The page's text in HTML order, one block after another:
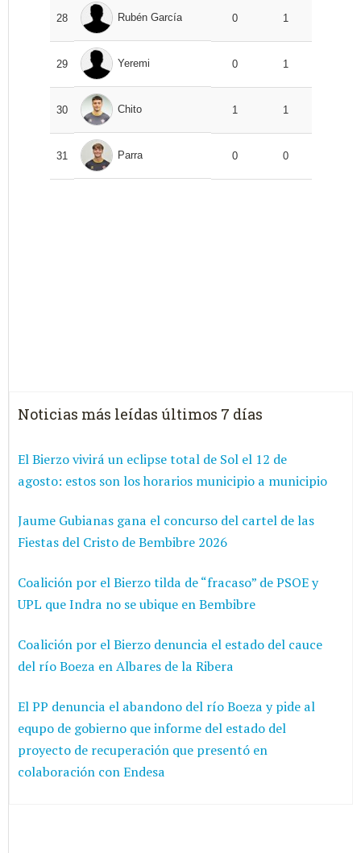
28 Rubén García 0 1
29 Yeremi 0 1
30 Chito 1 1
31 Parra 0 0
Noticias más leídas últimos 7 días
El Bierzo vivirá un eclipse total de Sol el 12 de
agosto: estos son los horarios municipio a municipio
Jaume Gubianas gana el concurso del cartel de las
Fiestas del Cristo de Bembibre 2026
Coalición por el Bierzo tilda de “fracaso” de PSOE y
UPL que Indra no se ubique en Bembibre
Coalición por el Bierzo denuncia el estado del cauce
del río Boeza en Albares de la Ribera
El PP denuncia el abandono del río Boeza y pide al
equpo de gobierno que informe del estado del
proyecto de recuperación que presentó en
colaboración con Endesa